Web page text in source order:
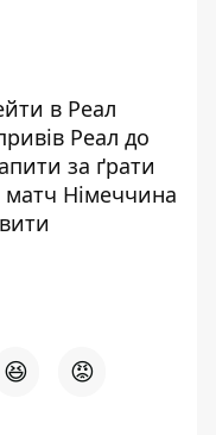
в Реал
Реал до
за ґрати
Німеччина
😆 😡